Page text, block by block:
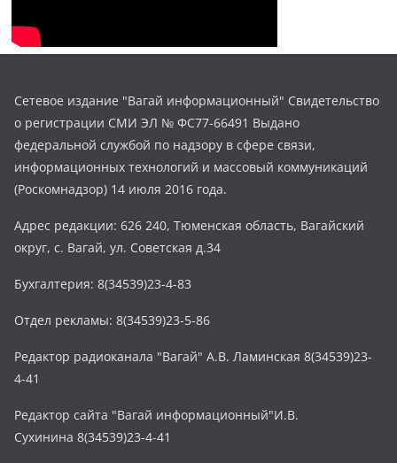
Сетевое издание "Вагай информационный" Свидетельство
о регистрации СМИ ЭЛ № ФС77-66491 Выдано
федеральной службой по надзору в сфере связи,
информационных технологий и массовый коммуникаций
(Роскомнадзор) 14 июля 2016 года.
Адрес редакции: 626 240, Тюменская область, Вагайский
округ, с. Вагай, ул. Советская д.34
Бухгалтерия: 8(34539)23-4-83
Отдел рекламы: 8(34539)23-5-86
Редактор радиоканала "Вагай" А.В. Ламинская 8(34539)23-
4-41
Редактор сайта "Вагай информационный"И.В.
Сухинина 8(34539)23-4-41